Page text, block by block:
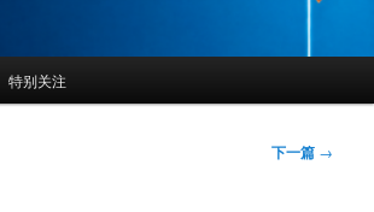
特别关注
下一篇 →